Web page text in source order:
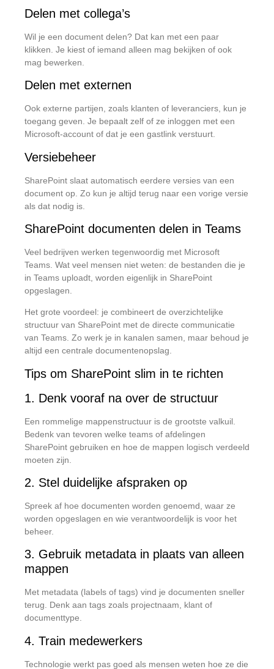
Delen met collega’s
Wil je een document delen? Dat kan met een paar
klikken. Je kiest of iemand alleen mag bekijken of ook
mag bewerken.
Delen met externen
Ook externe partijen, zoals klanten of leveranciers, kun je
toegang geven. Je bepaalt zelf of ze inloggen met een
Microsoft-account of dat je een gastlink verstuurt.
Versiebeheer
SharePoint slaat automatisch eerdere versies van een
document op. Zo kun je altijd terug naar een vorige versie
als dat nodig is.
SharePoint documenten delen in Teams
Veel bedrijven werken tegenwoordig met Microsoft
Teams. Wat veel mensen niet weten: de bestanden die je
in Teams uploadt, worden eigenlijk in SharePoint
opgeslagen.
Het grote voordeel: je combineert de overzichtelijke
structuur van SharePoint met de directe communicatie
van Teams. Zo werk je in kanalen samen, maar behoud je
altijd een centrale documentenopslag.
Tips om SharePoint slim in te richten
1. Denk vooraf na over de structuur
Een rommelige mappenstructuur is de grootste valkuil.
Bedenk van tevoren welke teams of afdelingen
SharePoint gebruiken en hoe de mappen logisch verdeeld
moeten zijn.
2. Stel duidelijke afspraken op
Spreek af hoe documenten worden genoemd, waar ze
worden opgeslagen en wie verantwoordelijk is voor het
beheer.
3. Gebruik metadata in plaats van alleen
mappen
Met metadata (labels of tags) vind je documenten sneller
terug. Denk aan tags zoals projectnaam, klant of
documenttype.
4. Train medewerkers
Technologie werkt pas goed als mensen weten hoe ze die